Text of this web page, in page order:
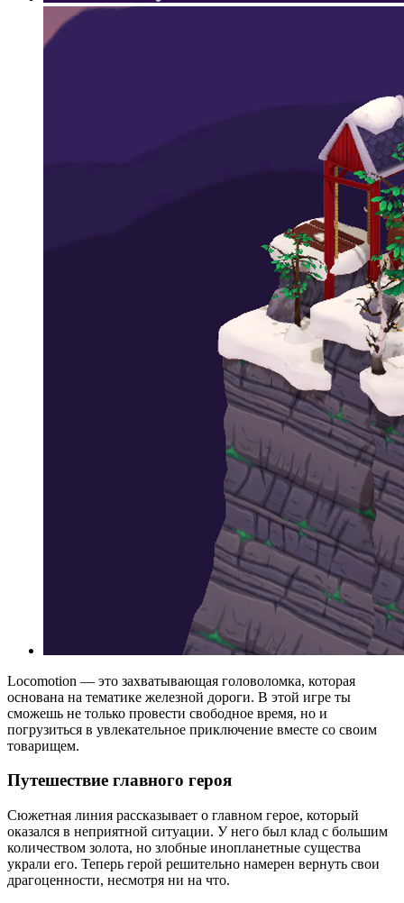
Locomotion — это захватывающая головоломка, которая
основана на тематике железной дороги. В этой игре ты
сможешь не только провести свободное время, но и
погрузиться в увлекательное приключение вместе со своим
товарищем.
Путешествие главного героя
Сюжетная линия рассказывает о главном герое, который
оказался в неприятной ситуации. У него был клад с большим
количеством золота, но злобные инопланетные существа
украли его. Теперь герой решительно намерен вернуть свои
драгоценности, несмотря ни на что.